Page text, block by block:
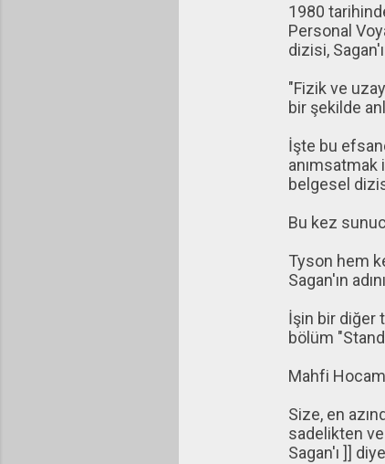
1980
Personal
dizisi,
"Fizik ve
bir şekilde
İşte bu
belgesel
Bu kez
Tyson hem
Sagan'ın
İşin bir diğer
bölüm
Mahfi
Size, en
sadelikten
Sagan'ı ]]